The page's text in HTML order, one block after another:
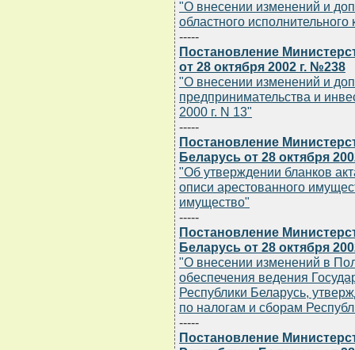
"О внесении изменений и
областного
-----
Постановление
от 28 октября 2002 г. №238
"О внесении изменений и
предпринимательства и
2000 г. N 13"
-----
Постановление
Беларусь от 28 октября
"Об утверждении бланков
описи арестованного
имущество"
-----
Постановление
Беларусь от 28 октября
"О внесении изменений в
обеспечения ведения
Республики Беларусь,
по налогам и сборам
-----
Постановление